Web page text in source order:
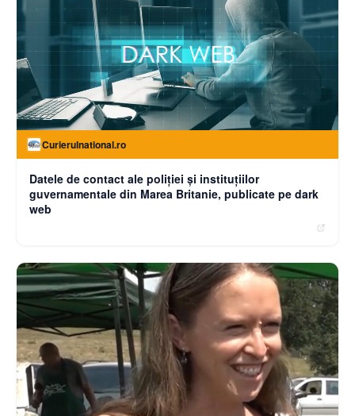
Curierulnational.ro
Datele de contact ale poliției și instituțiilor
guvernamentale din Marea Britanie, publicate pe dark
web